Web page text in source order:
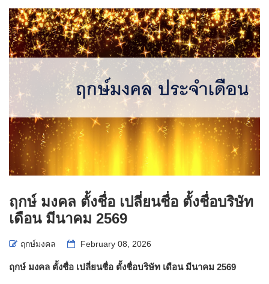
ฤกษ์ มงคล ตั้งชื่อ เปลี่ยนชื่อ ตั้งชื่อบริษัท
เดือน มีนาคม 2569
ฤกษ์มงคล February 08, 2026
ฤกษ์ มงคล ตั้งชื่อ เปลี่ยนชื่อ ตั้งชื่อบริษัท เดือน มีนาคม 2569